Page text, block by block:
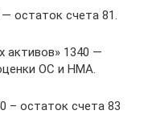
остаток счета 81.
активов» 1340 —
ОС и НМА.
– остаток счета 83